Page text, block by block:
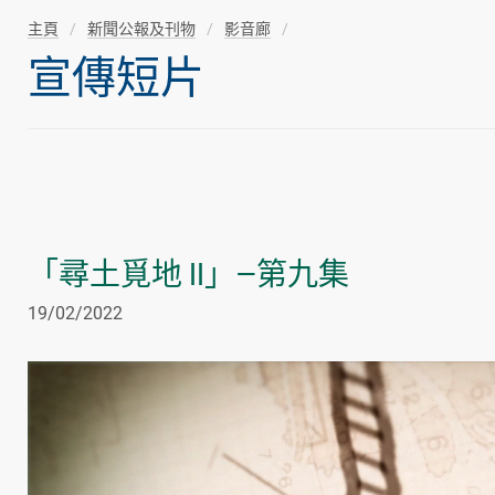
主頁 新聞公報及刊物 影音廊
宣傳短片
「尋土覓地 II」—第九集
19/02/2022